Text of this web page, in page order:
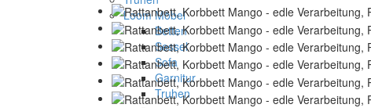
Loom Möbel
Betten
Sessel
Sofa
Garnitur
Truhen